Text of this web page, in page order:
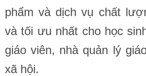
phẩm và dịch vụ chất
và tối ưu nhất cho học
giáo viên, nhà quản lý
xã hội.